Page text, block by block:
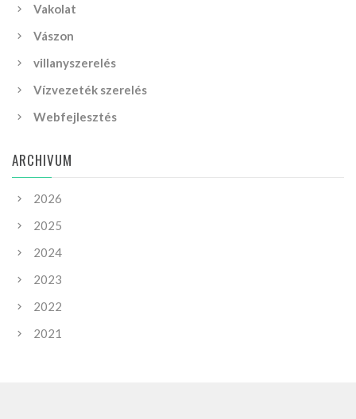
Vakolat
Vászon
villanyszerelés
Vízvezeték szerelés
Webfejlesztés
ARCHIVUM
2026
2025
2024
2023
2022
2021